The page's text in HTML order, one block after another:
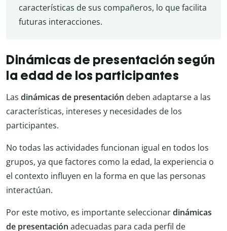
características de sus compañeros, lo que facilita
futuras interacciones.
Dinámicas de presentación según
la edad de los participantes
Las dinámicas de presentación deben adaptarse a las
características, intereses y necesidades de los
participantes.
No todas las actividades funcionan igual en todos los
grupos, ya que factores como la edad, la experiencia o
el contexto influyen en la forma en que las personas
interactúan.
Por este motivo, es importante seleccionardinámicas
de presentación adecuadas para cada perfil de